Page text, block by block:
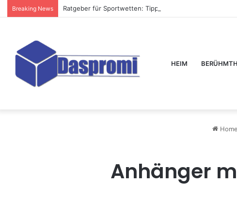
Breaking News Ratgeber für Sportwetten: Tipps, Quoten & Sportaza-
HEIM
Home
Anhänger